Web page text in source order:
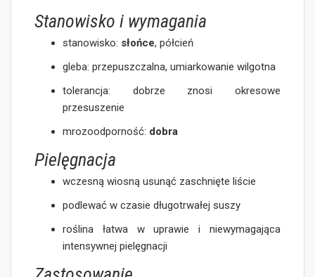
Stanowisko i wymagania
stanowisko: słońce, półcień
gleba: przepuszczalna, umiarkowanie wilgotna
tolerancja: dobrze znosi okresowe
przesuszenie
mrozoodporność: dobra
Pielęgnacja
wczesną wiosną usunąć zaschnięte liście
podlewać w czasie długotrwałej suszy
roślina łatwa w uprawie i niewymagająca
intensywnej pielęgnacji